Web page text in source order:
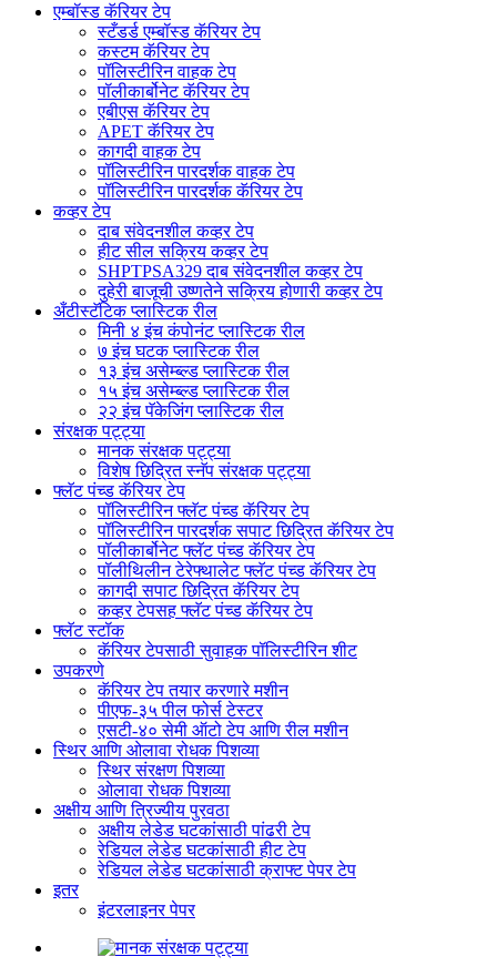
एम्बॉस्ड कॅरियर टेप
स्टँडर्ड एम्बॉस्ड कॅरियर टेप
कस्टम कॅरियर टेप
पॉलिस्टीरिन वाहक टेप
पॉलीकार्बोनेट कॅरियर टेप
एबीएस कॅरियर टेप
APET कॅरियर टेप
कागदी वाहक टेप
पॉलिस्टीरिन पारदर्शक वाहक टेप
पॉलिस्टीरिन पारदर्शक कॅरियर टेप
कव्हर टेप
दाब संवेदनशील कव्हर टेप
हीट सील सक्रिय कव्हर टेप
SHPTPSA329 दाब संवेदनशील कव्हर टेप
दुहेरी बाजूची उष्णतेने सक्रिय होणारी कव्हर टेप
अँटीस्टॅटिक प्लास्टिक रील
मिनी ४ इंच कंपोनंट प्लास्टिक रील
७ इंच घटक प्लास्टिक रील
१३ इंच असेम्ब्ल्ड प्लास्टिक रील
१५ इंच असेम्ब्ल्ड प्लास्टिक रील
२२ इंच पॅकेजिंग प्लास्टिक रील
संरक्षक पट्ट्या
मानक संरक्षक पट्ट्या
विशेष छिद्रित स्नॅप संरक्षक पट्ट्या
फ्लॅट पंच्ड कॅरियर टेप
पॉलिस्टीरिन फ्लॅट पंच्ड कॅरियर टेप
पॉलिस्टीरिन पारदर्शक सपाट छिद्रित कॅरियर टेप
पॉलीकार्बोनेट फ्लॅट पंच्ड कॅरियर टेप
पॉलीथिलीन टेरेफ्थालेट फ्लॅट पंच्ड कॅरियर टेप
कागदी सपाट छिद्रित कॅरियर टेप
कव्हर टेपसह फ्लॅट पंच्ड कॅरियर टेप
फ्लॅट स्टॉक
कॅरियर टेपसाठी सुवाहक पॉलिस्टीरिन शीट
उपकरणे
कॅरियर टेप तयार करणारे मशीन
पीएफ-३५ पील फोर्स टेस्टर
एसटी-४० सेमी ऑटो टेप आणि रील मशीन
स्थिर आणि ओलावा रोधक पिशव्या
स्थिर संरक्षण पिशव्या
ओलावा रोधक पिशव्या
अक्षीय आणि त्रिज्यीय पुरवठा
अक्षीय लेडेड घटकांसाठी पांढरी टेप
रेडियल लेडेड घटकांसाठी हीट टेप
रेडियल लेडेड घटकांसाठी क्राफ्ट पेपर टेप
इतर
इंटरलाइनर पेपर